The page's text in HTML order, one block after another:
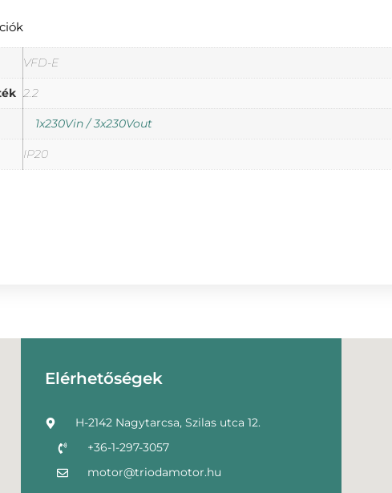
VFD-E
2.2
1x230Vin / 3x230Vout
IP20
Elérhetőségek
H-2142 Nagytarcsa, Szilas utca 12.
+36-1-297-3057
motor@triodamotor.hu